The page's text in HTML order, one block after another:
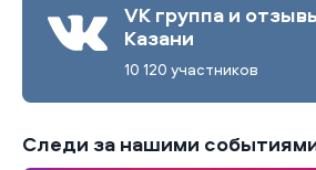
VK группа и
Казани
10 120 участников
Следи за нашими